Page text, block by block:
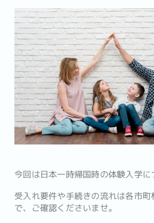
今回は日本一時帰国時の体験入学に
受入れ要件や手続きの流れは各市
で、ご確認くださいませ。